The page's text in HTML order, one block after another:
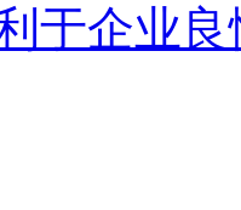
于企业良